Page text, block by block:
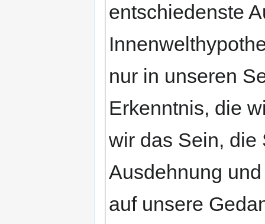
entschiedenste
nur in unseren
Erkenntnis, die
wir das Sein, die
Ausdehnung
auf unsere